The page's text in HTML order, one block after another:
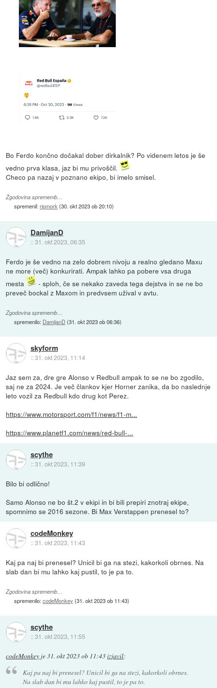
Bo Ferdo končno dočakal dober dirkalnik? Po videnem letos je še
vedno prva klasa, jaz bi mu privoščil.
Checo pa nazaj v poznano ekipo, bi imelo smisel.
Zgodovina sprememb…
spremenil:ripmork (30. okt 2023 ob 20:10)
DamijanD
::31. okt 2023, 06:35
Ferdo je še vedno na zelo dobrem nivoju a realno gledano Maxu
ne more (več) konkurirati. Ampak lahko pa pobere vsa druga
mesta
- sploh, če se nekako zaveda tega dejstva in se ne bo
preveč bockal z Maxom in predvsem užival v avtu.
Zgodovina sprememb…
spremenilo: DamijanD(31. okt 2023 ob 06:36)
skyform
::31. okt 2023, 11:14
Jaz sem za, dre gre Alonso v Redbull ampak to se ne bo zgodilo,
saj ne za 2024. Je več člankov kjer Horner zanika, da bo naslednje
leto vozil za Redbull kdo drug kot Perez.
https://www.motorsport.com/f1/news/f1-m...
https://www.planetf1.com/news/red-bull-...
scythe
::31. okt 2023, 11:39
Bilo bi odlično!
Samo Alonso ne bo št.2 v ekipi in bi bili prepiri znotraj ekipe,
spomnimo se 2016 sezone. Bi Max Verstappen prenesel to?
codeMonkey
::31. okt 2023, 11:43
Kaj pa naj bi prenesel? Unicil bi ga na stezi, kakorkoli obrnes. Na
slab dan bi mu lahko kaj pustil, to je pa to.
Zgodovina sprememb…
spremenilo:codeMonkey (31. okt 2023 ob 11:43)
scythe
::31. okt 2023, 11:55
codeMonkey je31. okt 2023 ob 11:43izjavil:
Kaj pa naj bi prenesel? Unicil bi ga na stezi, kakorkoli obrnes.
Na slab dan bi mu lahko kaj pustil, to je pa to.